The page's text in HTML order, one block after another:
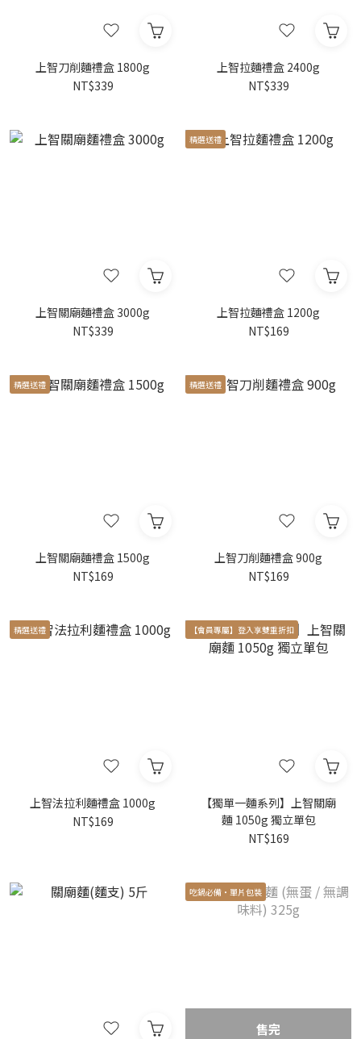
上智刀削麵禮盒 1800g
NT$339
上智拉麵禮盒 2400g
NT$339
上智關廟麵禮盒 3000g
NT$339
精選送禮
上智拉麵禮盒 1200g
NT$169
精選送禮
上智關廟麵禮盒 1500g
NT$169
精選送禮
上智刀削麵禮盒 900g
NT$169
精選送禮
上智法拉利麵禮盒 1000g
NT$169
【會員專屬】登入享雙重折扣
【獨單一麵系列】上智關廟
麵 1050g 獨立單包
NT$169
吃鍋必備‧單片包裝
售完